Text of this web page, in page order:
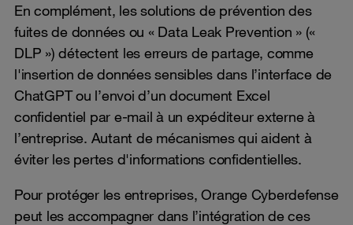
En complément, les solutions de prévention des
fuites de données ou « Data Leak Prevention » («
DLP ») détectent les erreurs de partage, comme
l'insertion de données sensibles dans l’interface de
ChatGPT ou l’envoi d’un document Excel
confidentiel par e-mail à un expéditeur externe à
l’entreprise. Autant de mécanismes qui aident à
éviter les pertes d'informations confidentielles.
Pour protéger les entreprises, Orange Cyberdefense
peut les accompagner dans l’intégration de ces